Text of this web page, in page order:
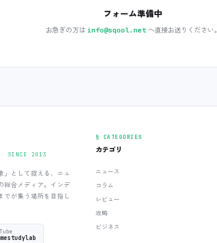
フォーム準備中
お急ぎの方は info@sqool.netへ直接お送りください。
‧ SINCE 2013
」として捉える、ニュ
総合メディア。インデ
でが集う場所を目指し
§ CATEGORIES
カテゴリ
ニュース
コラム
レビュー
攻略
ビジネス